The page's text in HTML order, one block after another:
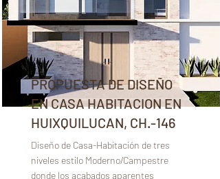
PROPUESTA DE DISEÑO
EN CASA HABITACION EN
HUIXQUILUCAN, CH.-146
Diseño de Casa-Habitación de tres
niveles estilo Moderno/Campestre
donde los acabados aparentes